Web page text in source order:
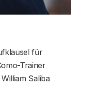
für
Trainer
Saliba